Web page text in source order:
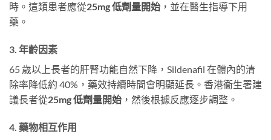
時。這類患者應從25mg 低劑量開始 ，並在醫生指導下用
藥。
3. 年齡因素
65 歲以上長者的肝腎功能自然下降，Sildenafil 在體內的清
除率降低約 40%，藥效持續時間會明顯延長。香港衞生署建
議長者從25mg 低劑量開始 ，然後根據反應逐步調整。
4. 藥物相互作用